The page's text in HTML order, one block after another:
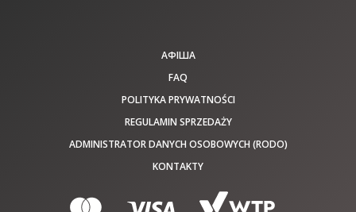
АФІША
FAQ
POLITYKA PRYWATNOŚCI
REGULAMIN SPRZEDAŻY
ADMINISTRATOR DANYCH OSOBOWYCH (RODO)
KONTAKTY